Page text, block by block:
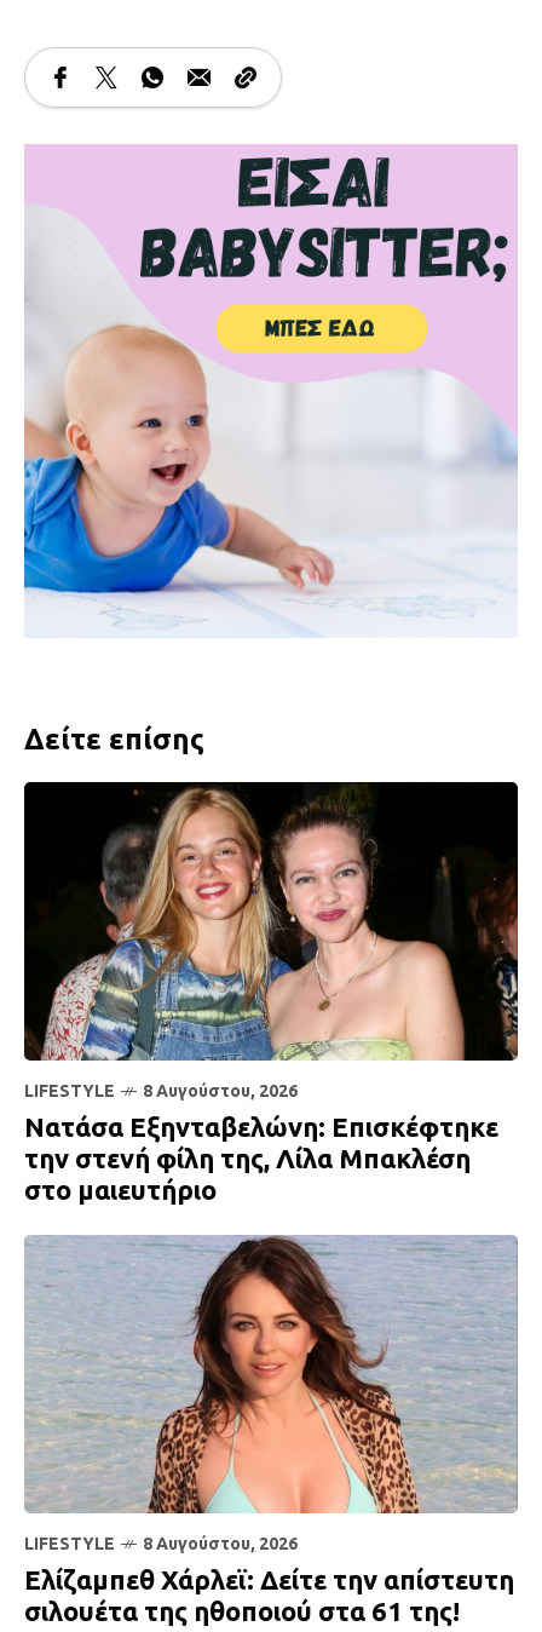
Δείτε επίσης
LIFESTYLE 8 Αυγούστου, 2026
Νατάσα Εξηνταβελώνη: Επισκέφτηκε
την στενή φίλη της, Λίλα Μπακλέση
στο μαιευτήριο
LIFESTYLE 8 Αυγούστου, 2026
Ελίζαμπεθ Χάρλεϊ: Δείτε την απίστευτη
σιλουέτα της ηθοποιού στα 61 της!